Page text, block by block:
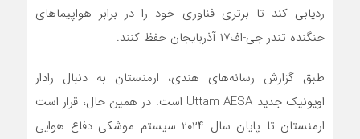
ردیابی کند تا برتری فناوری خود را در برابر هواپیماهای
جنگنده تندر جی-اف۱۷ آذربایجان حفظ کنند.
طبق گزارش رسانه‌های هندی، ارمنستان به دنبال رادار
اویونیک جدید Uttam AESA است. در همین حال، قرار است
ارمنستان تا پایان سال ۲۰۲۴ سیستم موشکی دفاع هوایی